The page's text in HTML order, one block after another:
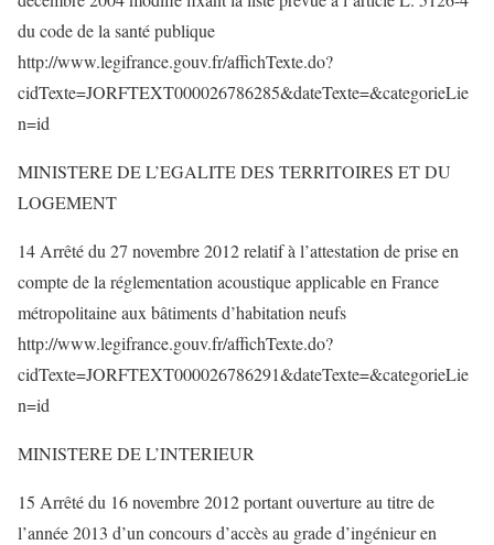
du code de la santé publique
http://www.legifrance.gouv.fr/affichTexte.do?
cidTexte=JORFTEXT000026786285&dateTexte=&categorieLie
n=id
MINISTERE DE L’EGALITE DES TERRITOIRES ET DU
LOGEMENT
14 Arrêté du 27 novembre 2012 relatif à l’attestation de prise en
compte de la réglementation acoustique applicable en France
métropolitaine aux bâtiments d’habitation neufs
http://www.legifrance.gouv.fr/affichTexte.do?
cidTexte=JORFTEXT000026786291&dateTexte=&categorieLie
n=id
MINISTERE DE L’INTERIEUR
15 Arrêté du 16 novembre 2012 portant ouverture au titre de
l’année 2013 d’un concours d’accès au grade d’ingénieur en